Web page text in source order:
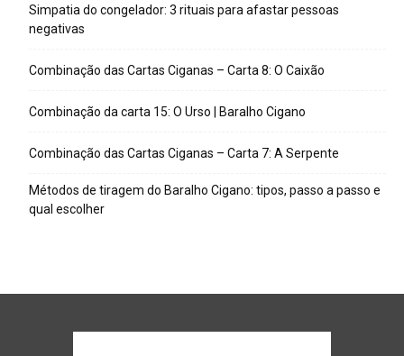
Simpatia do congelador: 3 rituais para afastar pessoas
negativas
Combinação das Cartas Ciganas – Carta 8: O Caixão
Combinação da carta 15: O Urso | Baralho Cigano
Combinação das Cartas Ciganas – Carta 7: A Serpente
Métodos de tiragem do Baralho Cigano: tipos, passo a passo e
qual escolher